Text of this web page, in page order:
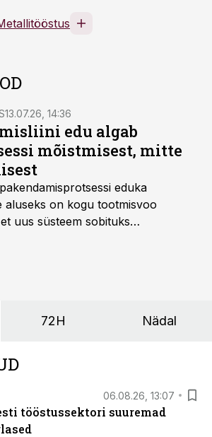
13.07.26, 14:36
edu algab
mõistmisest, mitte
eduka
aluseks on kogu tootmisvoo
uus süsteem sobituks
Mitendorf.
72H Nädal
06.08.26, 13:07
tööstussektori suuremad